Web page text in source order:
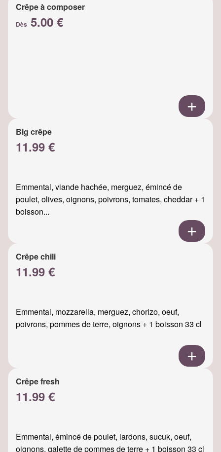
Crêpe à composer
Dès 5.00 €
Big crêpe
11.99 €
Emmental, viande hachée, merguez, émincé de
poulet, olives, oignons, poivrons, tomates, cheddar + 1
boisson...
Crêpe chili
11.99 €
Emmental, mozzarella, merguez, chorizo, oeuf,
poivrons, pommes de terre, oignons + 1 boisson 33 cl
Crêpe fresh
11.99 €
Emmental, émincé de poulet, lardons, sucuk, oeuf,
oignons, galette de pommes de terre + 1 boisson 33 cl